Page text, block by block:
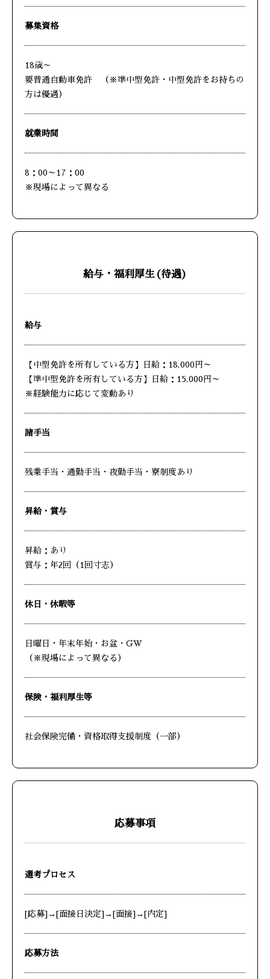
募集資格
18歳～
要普通自動車免許 （※準中型免許・中型免許をお持ちの
方は優遇）
就業時間
8：00～17：00
※現場によって異なる
給与・福利厚生(待遇)
給与
【中型免許を所有している方】日給：18,000円～
【準中型免許を所有している方】日給：15,000円～
※経験能力に応じて変動あり
諸手当
残業手当・通勤手当・夜勤手当・寮制度あり
昇給・賞与
昇給：あり
賞与：年2回（1回寸志）
休日・休暇等
日曜日・年末年始・お盆・GW
（※現場によって異なる）
保険・福利厚生等
社会保険完備・資格取得支援制度（一部）
応募事項
選考プロセス
[応募]→[面接日決定]→[面接]→[内定]
応募方法